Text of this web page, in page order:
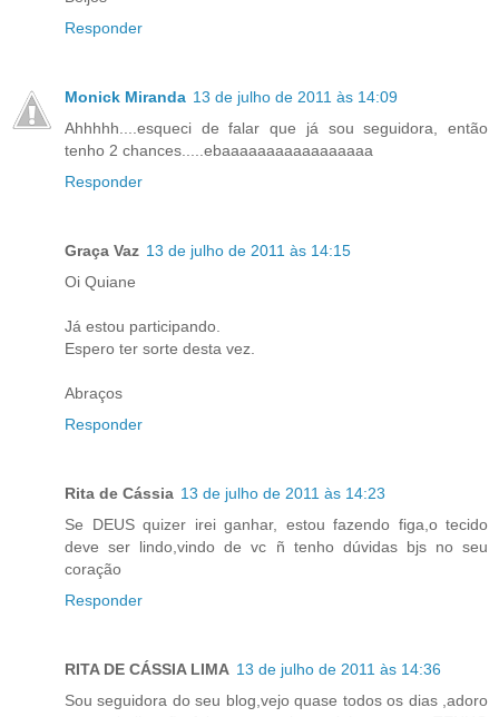
Responder
Monick Miranda 13 de julho de 2011 às 14:09
Ahhhhh....esqueci de falar que já sou seguidora, então
tenho 2 chances.....ebaaaaaaaaaaaaaaaaa
Responder
Graça Vaz 13 de julho de 2011 às 14:15
Oi Quiane
Já estou participando.
Espero ter sorte desta vez.
Abraços
Responder
Rita de Cássia 13 de julho de 2011 às 14:23
Se DEUS quizer irei ganhar, estou fazendo figa,o tecido
deve ser lindo,vindo de vc ñ tenho dúvidas bjs no seu
coração
Responder
RITA DE CÁSSIA LIMA 13 de julho de 2011 às 14:36
Sou seguidora do seu blog,vejo quase todos os dias ,adoro